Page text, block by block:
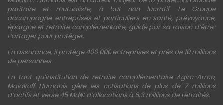
paritaire et mutualiste, à but non lucratif. Le Groupe
accompagne entreprises et particuliers en santé, prévoyance,
épargne et retraite complémentaire, guidé par sa raison d’être :
Partager pour protéger.
En assurance, il protège 400 000 entreprises et près de 10 millions
de personnes.
En tant qu’institution de retraite complémentaire Agirc-Arrco,
Malakoff Humanis gère les cotisations de plus de 7 millions
d’actifs et verse 45 Md€ d’allocations à 6,3 millions de retraités.